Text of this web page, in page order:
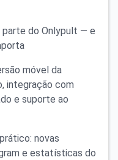
parte do Onlypult — e
móvel da
integração com
e suporte ao
novas
e estatísticas do